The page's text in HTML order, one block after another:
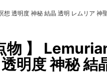
透明度 神秘 結晶 透明 レムリア 神
】
明度 神秘 結